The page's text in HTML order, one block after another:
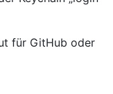
für GitHub oder